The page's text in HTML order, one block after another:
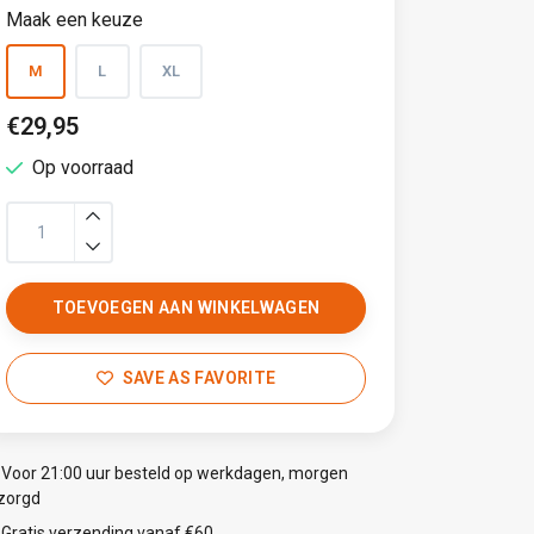
Maak een keuze
M L XL
€29,95
Op voorraad
TOEVOEGEN AAN WINKELWAGEN
SAVE AS FAVORITE
Voor 21:00 uur besteld op werkdagen, morgen